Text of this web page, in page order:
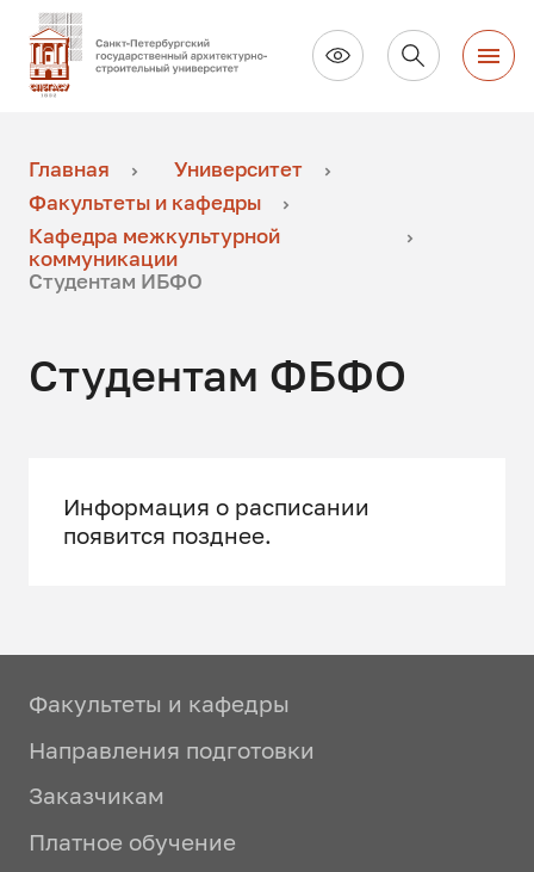
Главная
Университет
Факультеты и кафедры
Кафедра межкультурной
коммуникации
Студентам ИБФО
Студентам ФБФО
Информация о расписании
появится позднее.
Факультеты и кафедры
Направления подготовки
Заказчикам
Платное обучение